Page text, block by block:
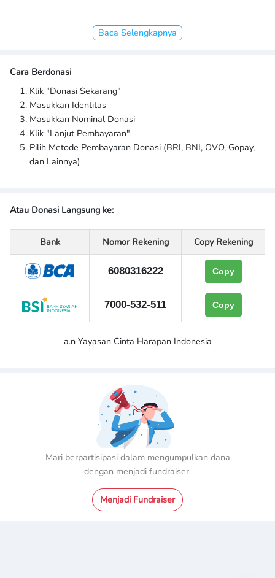
Baca Selengkapnya
Cara Berdonasi
Klik "Donasi Sekarang"
Masukkan Identitas
Masukkan Nominal Donasi
Klik "Lanjut Pembayaran"
Pilih Metode Pembayaran Donasi (BRI, BNI, OVO, Gopay,
dan Lainnya)
Atau Donasi Langsung ke:
Bank Nomor Rekening Copy Rekening
6080316222 Copy
7000-532-511 Copy
a.n Yayasan Cinta Harapan Indonesia
Mari berpartisipasi dalam mengumpulkan dana
dengan menjadi fundraiser.
Menjadi Fundraiser